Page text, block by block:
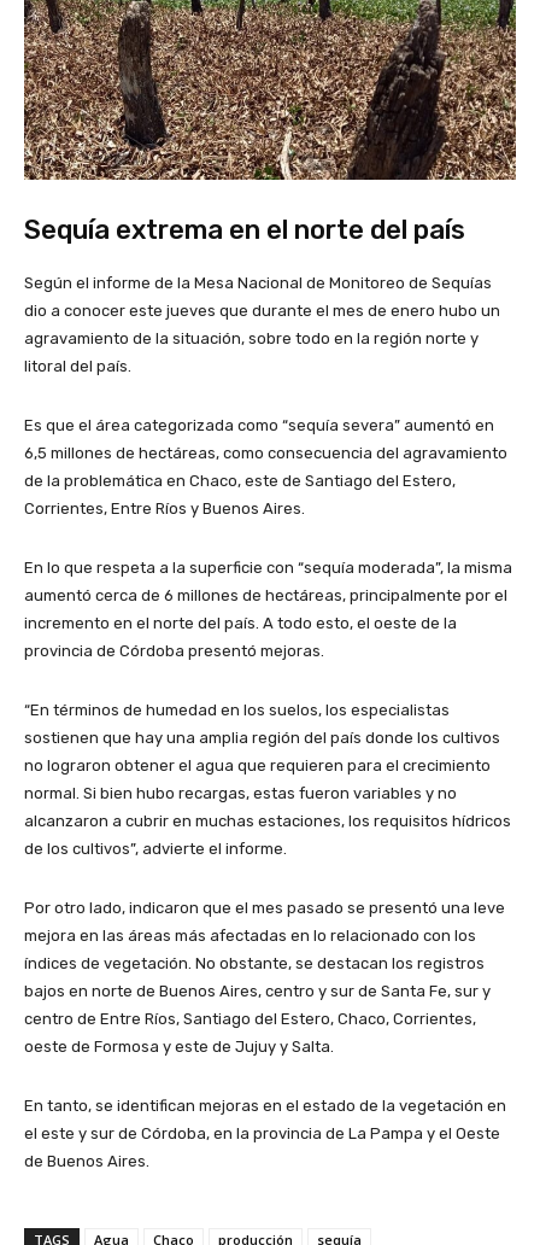
Sequía extrema en el norte del país
Según el informe de la Mesa Nacional de Monitoreo de Sequías
dio a conocer este jueves que durante el mes de enero hubo un
agravamiento de la situación, sobre todo en la región norte y
litoral del país.
Es que el área categorizada como “sequía severa” aumentó en
6,5 millones de hectáreas, como consecuencia del agravamiento
de la problemática en Chaco, este de Santiago del Estero,
Corrientes, Entre Ríos y Buenos Aires.
En lo que respeta a la superficie con “sequía moderada”, la misma
aumentó cerca de 6 millones de hectáreas, principalmente por el
incremento en el norte del país. A todo esto, el oeste de la
provincia de Córdoba presentó mejoras.
“En términos de humedad en los suelos, los especialistas
sostienen que hay una amplia región del país donde los cultivos
no lograron obtener el agua que requieren para el crecimiento
normal. Si bien hubo recargas, estas fueron variables y no
alcanzaron a cubrir en muchas estaciones, los requisitos hídricos
de los cultivos”, advierte el informe.
Por otro lado, indicaron que el mes pasado se presentó una leve
mejora en las áreas más afectadas en lo relacionado con los
índices de vegetación. No obstante, se destacan los registros
bajos en norte de Buenos Aires, centro y sur de Santa Fe, sur y
centro de Entre Ríos, Santiago del Estero, Chaco, Corrientes,
oeste de Formosa y este de Jujuy y Salta.
En tanto, se identifican mejoras en el estado de la vegetación en
el este y sur de Córdoba, en la provincia de La Pampa y el Oeste
de Buenos Aires.
TAGS Agua Chaco producción sequía